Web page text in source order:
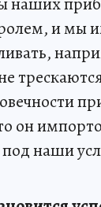
и мы
он
наши